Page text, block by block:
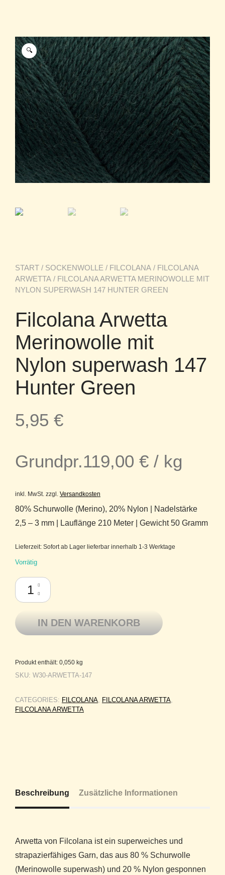
🔍
START / SOCKENWOLLE / FILCOLANA / FILCOLANA
ARWETTA / FILCOLANA ARWETTA MERINOWOLLE MIT
NYLON SUPERWASH 147 HUNTER GREEN
Filcolana Arwetta
Merinowolle mit
Nylon superwash 147
Hunter Green
5,95 €
Grundpr.119,00 € / kg
inkl. MwSt. zzgl. Versandkosten
80% Schurwolle (Merino), 20% Nylon | Nadelstärke
2,5 – 3 mm | Lauflänge 210 Meter | Gewicht 50 Gramm
Lieferzeit: Sofort ab Lager lieferbar innerhalb 1-3 Werktage
Vorrätig
Filcolana Arwetta Merinowolle mit Nylon superwash 147 Hunter Green
IN DEN WARENKORB
Produkt enthält: 0,050 kg
SKU: W30-ARWETTA-147
CATEGORIES: FILCOLANA FILCOLANA ARWETTA
FILCOLANA ARWETTA
Beschreibung Zusätzliche Informationen
Arwetta von Filcolana ist ein superweiches und
strapazierfähiges Garn, das aus 80 % Schurwolle
(Merinowolle superwash) und 20 % Nylon gesponnen